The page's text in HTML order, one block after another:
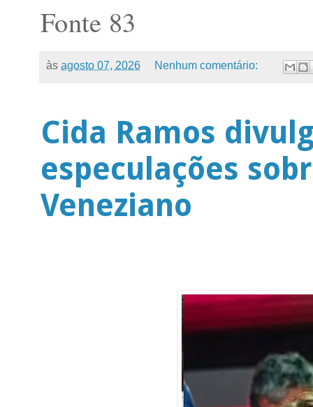
Fonte 83
às agosto 07, 2026 Nenhum comentário:
Cida Ramos
especulações
Veneziano